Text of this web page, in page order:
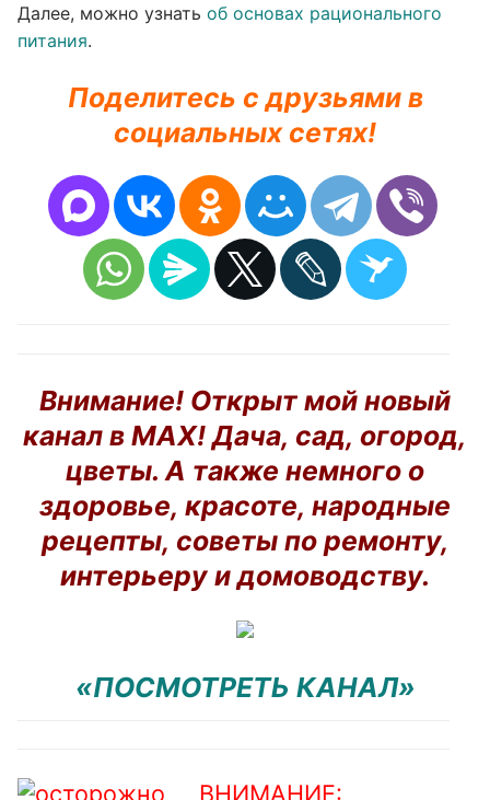
Далее, можно узнать об основах рационального
питания.
Поделитесь с друзьями в
социальных сетях!
Внимание! Открыт мой новый
канал в MAX! Дача, сад, огород,
цветы. А также немного о
здоровье, красоте, народные
рецепты, советы по ремонту,
интерьеру и домоводству.
«ПОСМОТРЕТЬ КАНАЛ»
ВНИМАНИЕ: